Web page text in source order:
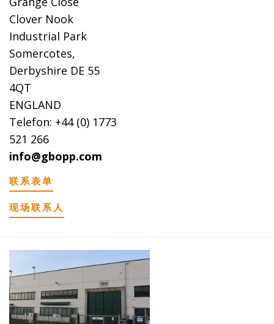
Clover Nook
Industrial Park
Somercotes,
Derbyshire DE 55
4QT
ENGLAND
Telefon: +44 (0) 1773
521 266
info@gbopp.com
联系表单
现场联系人